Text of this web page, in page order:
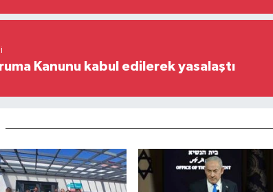
Kanunu kabul edilerek yasalaştı